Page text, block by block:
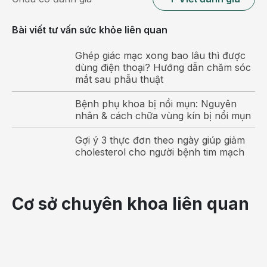
Lập – GĐ.Bệnh viện Hồng Ngọc, ê-kíp mổ được
Bác sĩ Chuyên khoa I Đoàn Minh Tuấn, bác sĩ gây
mê, phối hợp với bác sĩ Bệnh viện K Hà Nội tiến
hành phẫu thuật ngay trong ngày.
Bài viết tư vấn sức khỏe liên quan
Ghép giác mạc xong bao lâu thì được
dùng điện thoại? Hướng dẫn chăm sóc
mắt sau phẫu thuật
Bệnh phụ khoa bị nổi mụn: Nguyên
nhân & cách chữa vùng kín bị nổi mụn
Gợi ý 3 thực đơn theo ngày giúp giảm
cholesterol cho người bệnh tim mạch
Cơ sở chuyên khoa liên quan